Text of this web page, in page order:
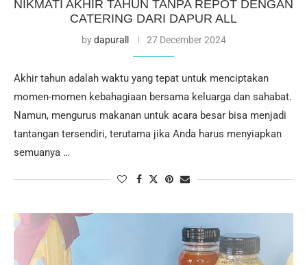
NIKMATI AKHIR TAHUN TANPA REPOT DENGAN
CATERING DARI DAPUR ALL
bydapurall 27 December 2024
Akhir tahun adalah waktu yang tepat untuk menciptakan
momen-momen kebahagiaan bersama keluarga dan sahabat.
Namun, mengurus makanan untuk acara besar bisa menjadi
tantangan tersendiri, terutama jika Anda harus menyiapkan
semuanya …